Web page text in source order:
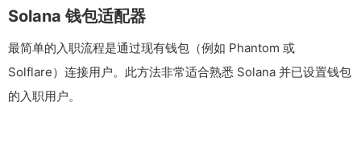
Solana 钱包适配器
最简单的入职流程是通过现有钱包（例如 Phantom 或
Solflare）连接用户。此方法非常适合熟悉 Solana 并已设置钱包
的入职用户。